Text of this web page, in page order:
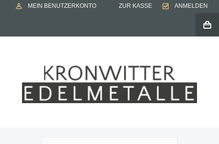
MEIN BENUTZERKONTO ZUR KASSE ANMELDEN